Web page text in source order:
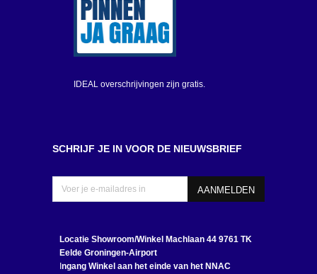
IDEAL overschrijvingen zijn gratis.
SCHRIJF JE IN VOOR DE NIEUWSBRIEF
Locatie Showroom/Winkel Machlaan 44 9761 TK
Eelde Groningen-Airport
ngang Winkel aan het einde van het NNAC